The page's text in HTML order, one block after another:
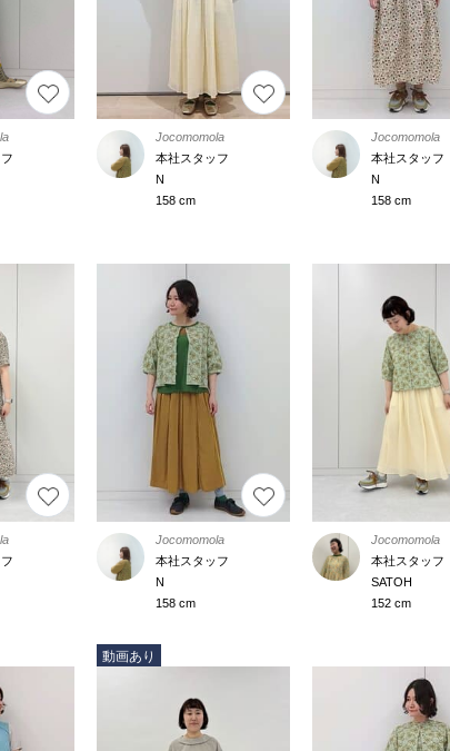
Jocomomola
本社スタッフ
N
158 cm
Jocomomola
本社スタッフ
N
158 cm
Jocomomola
本社スタッフ
N
158 cm
Jocomomola
本社スタッフ
SATOH
152 cm
動画あり